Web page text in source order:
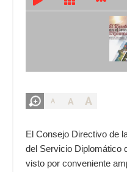
A A A
El Consejo Directivo de
del Servicio Diplomático
visto por conveniente